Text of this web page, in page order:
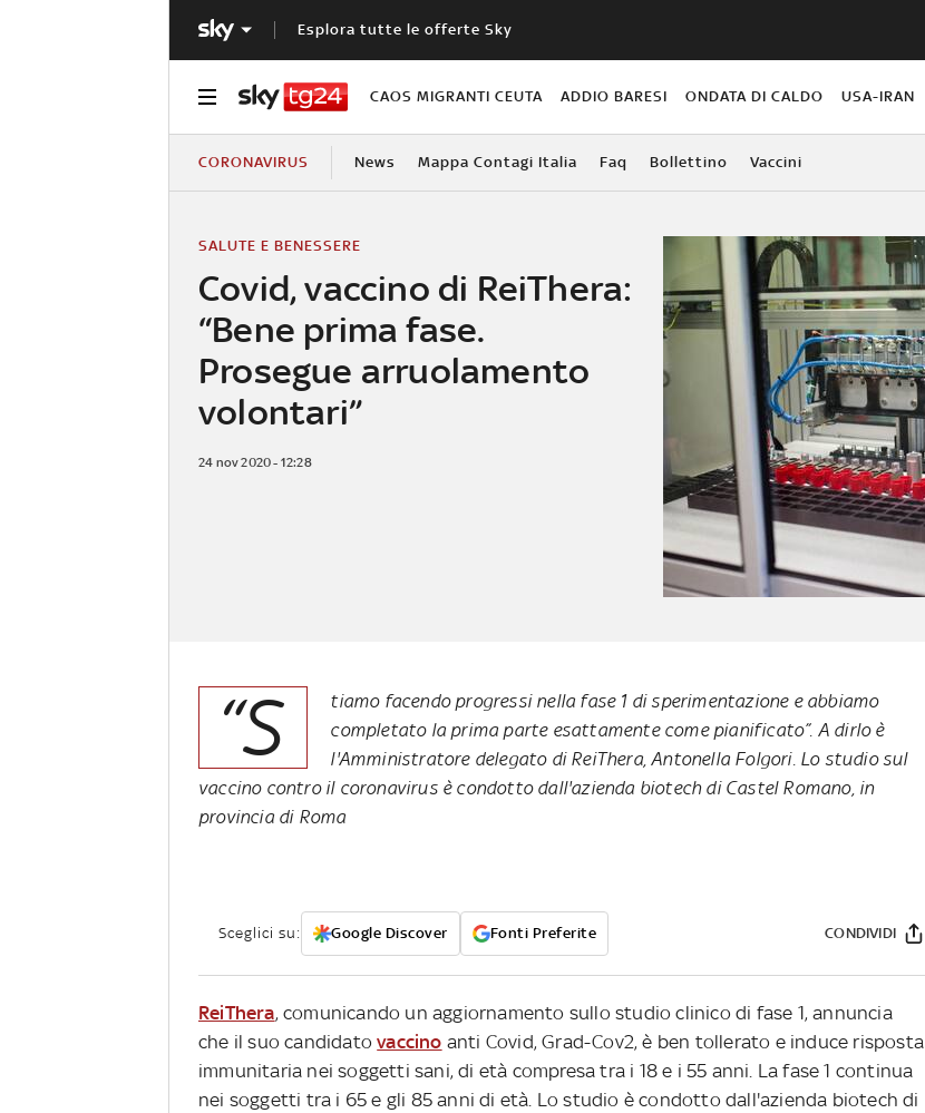
Esplora tutte le offerte Sky
CAOS MIGRANTI CEUTA ADDIO BARESI ONDATA DI CALDO USA-IRAN
CORONAVIRUS News Mappa Contagi Italia Faq Bollettino Vaccini
Covid, vaccino di ReiThera:
“Bene prima fase.
Prosegue arruolamento
volontari”
SALUTE E BENESSERE
24 nov 2020 - 12:28
“S
tiamo facendo progressi nella fase 1 di sperimentazione e abbiamo
completato la prima parte esattamente come pianificato”. A dirlo è
l'Amministratore delegato di ReiThera, Antonella Folgori. Lo studio sul
vaccino contro il coronavirus è condotto dall'azienda biotech di Castel Romano, in
provincia di Roma
Sceglici su: Google Discover Fonti Preferite CONDIVIDI
ReiThera, comunicando un aggiornamento sullo studio clinico di fase 1, annuncia
che il suo candidatovaccino anti Covid, Grad-Cov2, è ben tollerato e induce risposta
immunitaria nei soggetti sani, di età compresa tra i 18 e i 55 anni. La fase 1 continua
nei soggetti tra i 65 e gli 85 anni di età. Lo studio è condotto dall'azienda biotech di